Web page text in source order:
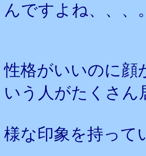
んですよね、、、。
性格がいいのに顔
いう人がたくさん
様な印象を持って